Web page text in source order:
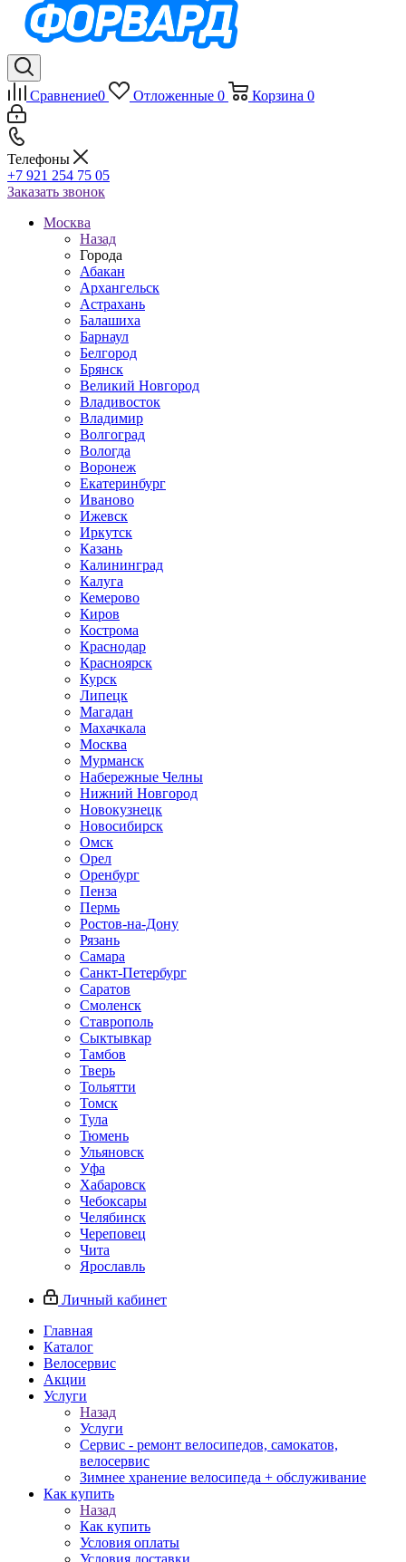
Сравнение0 Отложенные 0 Корзина 0
Телефоны
+7 921 254 75 05
Заказать звонок
Москва
Назад
Города
Абакан
Архангельск
Астрахань
Балашиха
Барнаул
Белгород
Брянск
Великий Новгород
Владивосток
Владимир
Волгоград
Вологда
Воронеж
Екатеринбург
Иваново
Ижевск
Иркутск
Казань
Калининград
Калуга
Кемерово
Киров
Кострома
Краснодар
Красноярск
Курск
Липецк
Магадан
Махачкала
Москва
Мурманск
Набережные Челны
Нижний Новгород
Новокузнецк
Новосибирск
Омск
Орел
Оренбург
Пенза
Пермь
Ростов-на-Дону
Рязань
Самара
Санкт-Петербург
Саратов
Смоленск
Ставрополь
Сыктывкар
Тамбов
Тверь
Тольятти
Томск
Тула
Тюмень
Ульяновск
Уфа
Хабаровск
Чебоксары
Челябинск
Череповец
Чита
Ярославль
Личный кабинет
Главная
Каталог
Велосервис
Акции
Услуги
Назад
Услуги
Сервис - ремонт велосипедов, самокатов,
велосервис
Зимнее хранение велосипеда + обслуживание
Как купить
Назад
Как купить
Условия оплаты
Условия доставки